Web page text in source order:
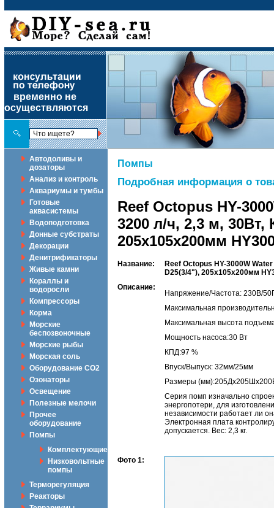
временно не
осуществляются
Автодоливы и
дозаторы
Анализ и контроль
Аквариумы и тумбы
Готовые
аквасистемы
Водоподготовка
Донные субстраты
Декорации
Денитрификаторы
Живые камни
Кораллы и
водоросли
Компрессоры
Корма
Морские
беспозвоночные
Морские рыбы
Морская соль
Оборудование CO2
Озонаторы
Освещение
Полезные мелочи
Прочее
оборудование
Помпы
Комплектующие
Низковольтные
помпы
Терморегуляция
Реакторы
Помпы
Подробная информация о
Reef Octopus HY-
3200 л/ч, 2,3 м, 30Вт,
205х105х200мм
Название:
Reef Octopus HY-3000W
D25(3/4"), 205х105х200мм
Описание:
Напряжение/Частота: 230В/
Максимальная
Максимальная высота
Мощность насоса:30 Вт
КПД:97 %
Впуск/Выпуск: 32мм/25мм
Размеры
Серия помп изначально
энергопотери, для
независимости работает ли
Электронная плата
допускается. Вес: 2,3 кг.
Фото 1: